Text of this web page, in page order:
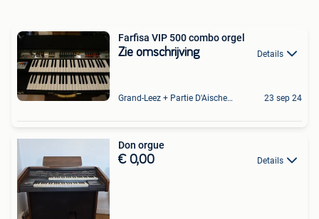
Farfisa VIP 500 combo orgel
Zie omschrijving Details
Grand-Leez + Partie D'Aische-En-Refail 23 sep 24
Don orgue
€ 0,00 Details